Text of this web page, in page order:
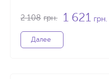
2 108 грн. 1 621 грн.
Далее